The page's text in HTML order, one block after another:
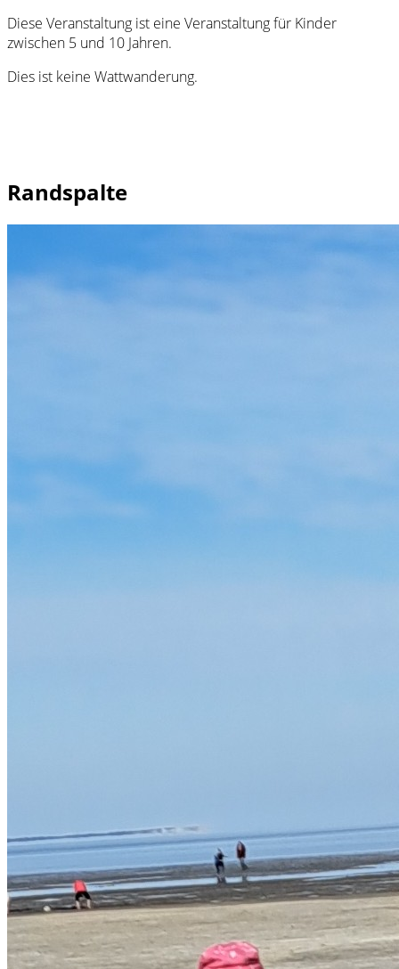
Diese Veranstaltung ist eine Veranstaltung für Kinder
zwischen 5 und 10 Jahren.
Dies ist keine Wattwanderung.
Randspalte